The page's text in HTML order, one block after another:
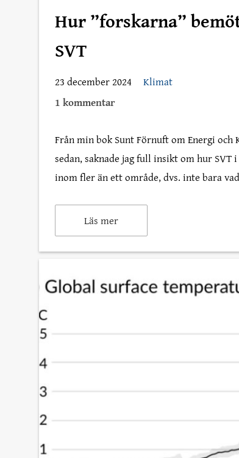
Hur ”forskarna”
SVT
23 december 2024
Klimat
1 kommentar
Från min bok Sunt Förnuft om Energi
sedan, saknade jag full insikt om hur
inom fler än ett område, dvs. inte bara
Läs mer